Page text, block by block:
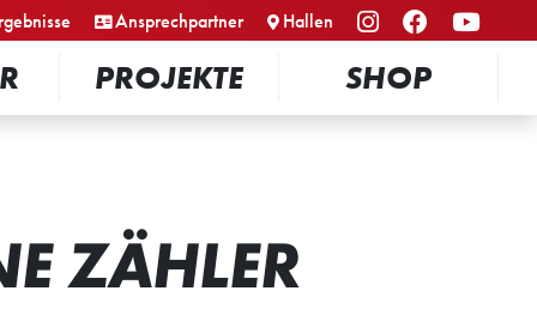
Ansprechpartner Hallen
PROJEKTE SHOP
ZÄHLER